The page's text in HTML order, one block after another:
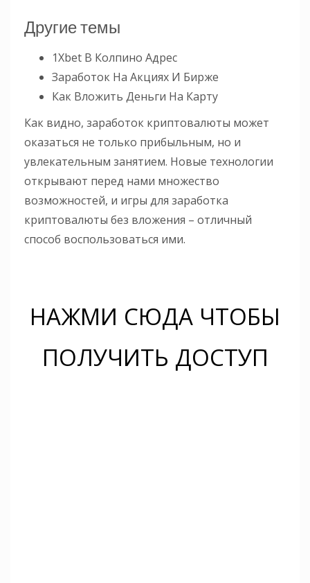
Другие темы
1Xbet В Колпино Адрес
Заработок На Акциях И Бирже
Как Вложить Деньги На Карту
Как видно, заработок криптовалюты может
оказаться не только прибыльным, но и
увлекательным занятием. Новые технологии
открывают перед нами множество
возможностей, и игры для заработка
криптовалюты без вложения – отличный
способ воспользоваться ими.
НАЖМИ СЮДА ЧТОБЫ
ПОЛУЧИТЬ ДОСТУП